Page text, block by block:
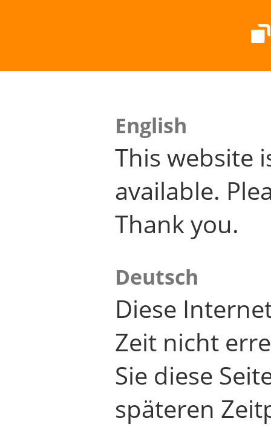
English
This website
available.
Thank you.
Deutsch
Diese
Zeit nicht
Sie diese
späteren